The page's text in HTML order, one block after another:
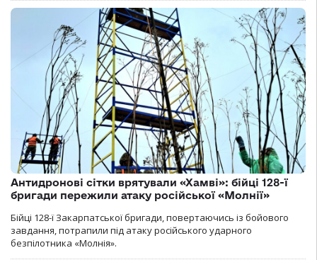
Антидронові сітки врятували «Хамві»: бійці 128-ї
бригади пережили атаку російської «Молнії»
Бійці 128-ї Закарпатської бригади, повертаючись із бойового
завдання, потрапили під атаку російського ударного
безпілотника «Молнія».